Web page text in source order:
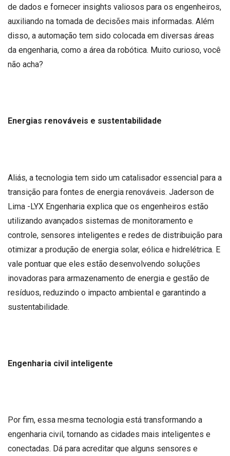
de dados e fornecer insights valiosos para os engenheiros,
auxiliando na tomada de decisões mais informadas. Além
disso, a automação tem sido colocada em diversas áreas
da engenharia, como a área da robótica. Muito curioso, você
não acha?
Energias renováveis e sustentabilidade
Aliás, a tecnologia tem sido um catalisador essencial para a
transição para fontes de energia renováveis. Jaderson de
Lima -LYX Engenharia explica que os engenheiros estão
utilizando avançados sistemas de monitoramento e
controle, sensores inteligentes e redes de distribuição para
otimizar a produção de energia solar, eólica e hidrelétrica. E
vale pontuar que eles estão desenvolvendo soluções
inovadoras para armazenamento de energia e gestão de
resíduos, reduzindo o impacto ambiental e garantindo a
sustentabilidade.
Engenharia civil inteligente
Por fim, essa mesma tecnologia está transformando a
engenharia civil, tornando as cidades mais inteligentes e
conectadas. Dá para acreditar que alguns sensores e